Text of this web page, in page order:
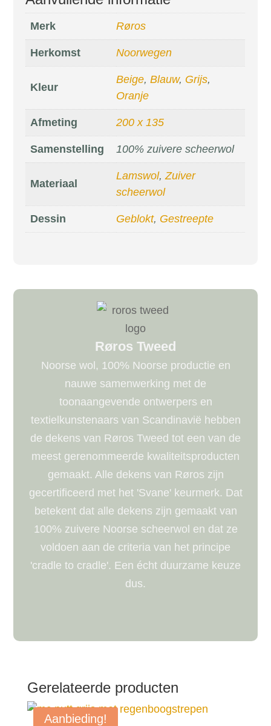
Merk Røros
Herkomst Noorwegen
Kleur
Beige,Blauw, Grijs,
Oranje
Afmeting 200 x 135
Samenstelling 100% zuivere scheerwol
Materiaal
Lamswol,Zuiver
scheerwol
Dessin Geblokt, Gestreepte
Røros Tweed
Noorse wol, 100% Noorse productie en
nauwe samenwerking met de
toonaangevende ontwerpers en
textielkunstenaars van Scandinavië hebben
de dekens van Røros Tweed tot een van de
meest gerenommeerde kwaliteitsproducten
gemaakt. Alle dekens van Røros zijn
gecertificeerd met het 'Svane' keurmerk. Dat
betekent dat alle dekens zijn gemaakt van
100% zuivere Noorse scheerwol en dat ze
voldoen aan de criteria van het principe
'cradle to cradle'. Een écht duurzame keuze
dus.
Gerelateerde producten
Aanbieding!